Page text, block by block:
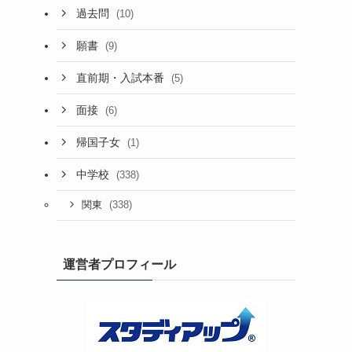
過去問 (10)
願書 (9)
直前期・入試本番 (5)
面接 (6)
帰国子女 (1)
中学校 (338)
関東 (338)
運営者プロフィール